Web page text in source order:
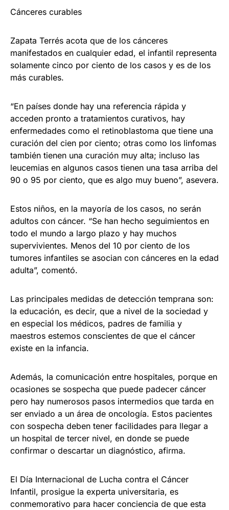
Cánceres curables
Zapata Terrés acota que de los cánceres
manifestados en cualquier edad, el infantil representa
solamente cinco por ciento de los casos y es de los
más curables.
“En países donde hay una referencia rápida y
acceden pronto a tratamientos curativos, hay
enfermedades como el retinoblastoma que tiene una
curación del cien por ciento; otras como los linfomas
también tienen una curación muy alta; incluso las
leucemias en algunos casos tienen una tasa arriba del
90 o 95 por ciento, que es algo muy bueno”, asevera.
Estos niños, en la mayoría de los casos, no serán
adultos con cáncer. “Se han hecho seguimientos en
todo el mundo a largo plazo y hay muchos
supervivientes. Menos del 10 por ciento de los
tumores infantiles se asocian con cánceres en la edad
adulta”, comentó.
Las principales medidas de detección temprana son:
la educación, es decir, que a nivel de la sociedad y
en especial los médicos, padres de familia y
maestros estemos conscientes de que el cáncer
existe en la infancia.
Además, la comunicación entre hospitales, porque en
ocasiones se sospecha que puede padecer cáncer
pero hay numerosos pasos intermedios que tarda en
ser enviado a un área de oncología. Estos pacientes
con sospecha deben tener facilidades para llegar a
un hospital de tercer nivel, en donde se puede
confirmar o descartar un diagnóstico, afirma.
El Día Internacional de Lucha contra el Cáncer
Infantil, prosigue la experta universitaria, es
conmemorativo para hacer conciencia de que esta